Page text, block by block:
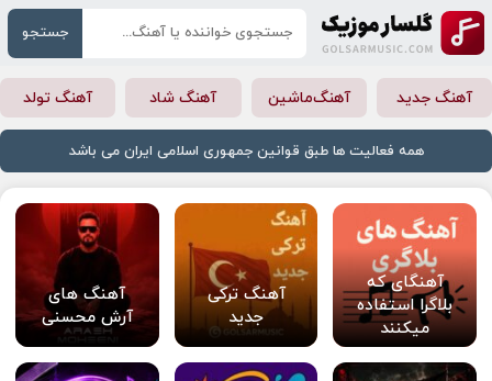
جستجو
آهنگ جدید آهنگ‌ماشین آهنگ شاد آهنگ تولد
همه فعالیت ها طبق قوانین جمهوری اسلامی ایران می باشد
آهنگای که
بلاگرا استفاده
میکنند
آهنگ ترکی
جدید
آهنگ های
آرش محسنی